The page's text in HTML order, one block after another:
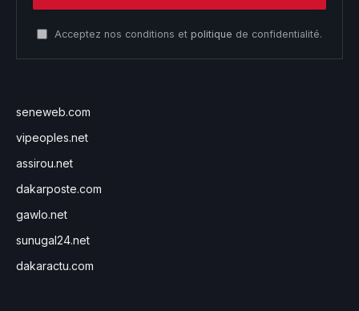
Acceptez nos conditions et politique de confidentialité.
seneweb.com
vipeoples.net
assirou.net
dakarposte.com
gawlo.net
sunugal24.net
dakaractu.com